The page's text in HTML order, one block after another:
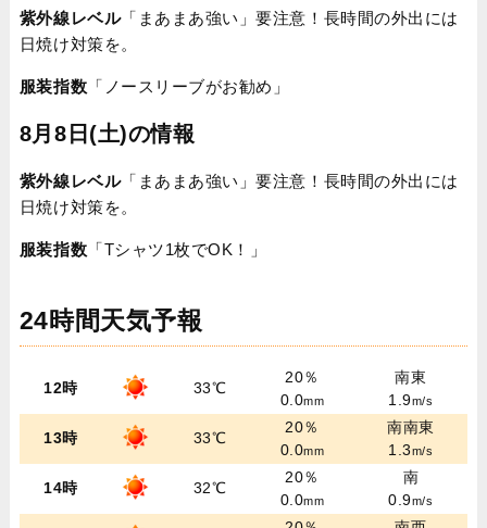
紫外線レベル「まあまあ強い」要注意！長時間の外出には
日焼け対策を。
服装指数 「ノースリーブがお勧め」
8月8日(土)の情報
紫外線レベル「まあまあ強い」要注意！長時間の外出には
日焼け対策を。
服装指数 「Tシャツ1枚でOK！」
24時間天気予報
12時 33℃
20％
0.0mm
南東
1.9m/s
13時 33℃
20％
0.0mm
南南東
1.3m/s
14時 32℃
20％
0.0mm
南
0.9m/s